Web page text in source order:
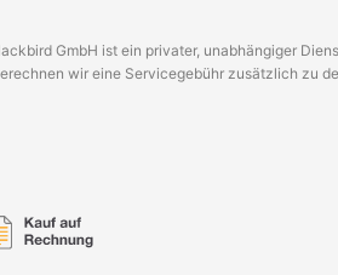
GmbH ist ein privater, unabhängiger
wir eine Servicegebühr zusätzlich zu